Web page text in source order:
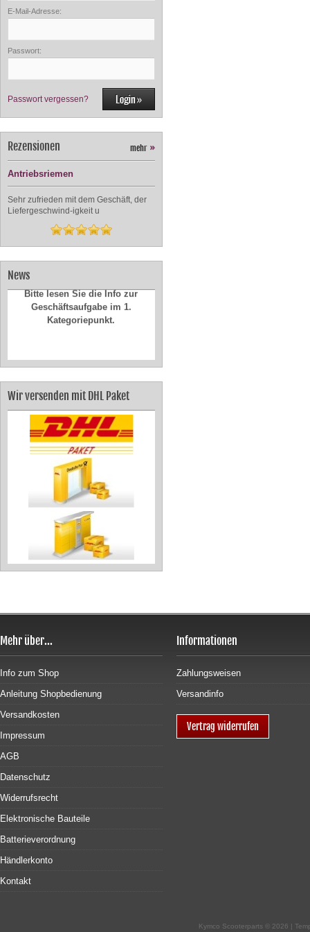
E-Mail-Adresse:
Passwort:
Passwort vergessen?
Rezensionen mehr »
Antriebsriemen
Sehr zufrieden mit dem Geschäft, der
Liefergeschwind-igkeit u
News
Geschäftsaufgabe im 1.
Kategoriepunkt.
Wir versenden mit DHL Paket
Mehr über...
Info zum Shop
Anleitung Shopbedienung
Versandkosten
Impressum
AGB
Datenschutz
Widerrufsrecht
Elektronische Bauteile
Batterieverordnung
Händlerkonto
Kontakt
Informationen
Zahlungsweisen
Versandinfo
Vertrag widerrufen
Kymco Scooterparts © 2026 |